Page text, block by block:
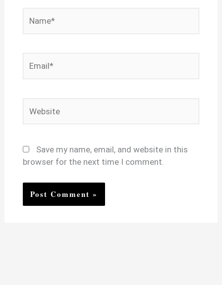
Save my name, email, and website in this
browser for the next time I comment.